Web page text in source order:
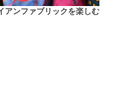
アンファブリックを楽しむ